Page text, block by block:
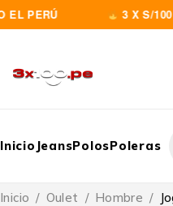
3 X S/100 EN
Inicio JeansPolosPoleras
Inicio / Oulet / Hombre /